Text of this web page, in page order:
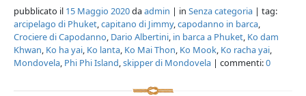
pubblicato il 15 Maggio 2020daadmin | in Senza categoria | tag:
arcipelago di Phuket,capitano di Jimmy,capodanno in barca,
Crociere di Capodanno, Dario Albertini, in barca a Phuket, Ko dam
Khwan, Ko ha yai, Ko lanta, Ko Mai Thon, Ko Mook, Ko racha yai,
Mondovela, Phi Phi Island,skipper di Mondovela | commenti:0